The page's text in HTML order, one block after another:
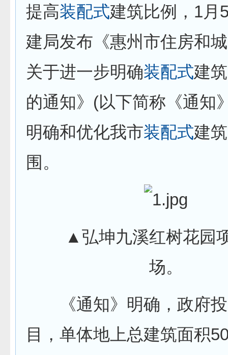
提高装配式建筑比例，1月
建局发布《惠州市住房和
关于进一步明确装配式建
的通知》(以下简称《通知
明确和优化我市装配式建
围。
▲弘坤九溪红树花园
场。
《通知》明确，政府投
目，单体地上总建筑面积